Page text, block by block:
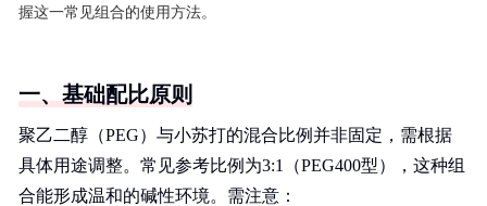
握这一常见组合的使用方法。
一、基础配比原则
聚乙二醇（PEG）与小苏打的混合比例并非固定，需根据
具体用途调整。常见参考比例为3:1（PEG400型），这种组
合能形成温和的碱性环境。需注意：